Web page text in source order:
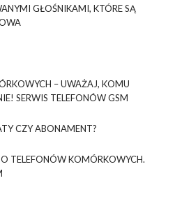
GŁOŚNIKAMI, KTÓRE SĄ
– UWAŻAJ, KOMU
SERWIS TELEFONÓW GSM
CZY ABONAMENT?
TELEFONÓW KOMÓRKOWYCH.